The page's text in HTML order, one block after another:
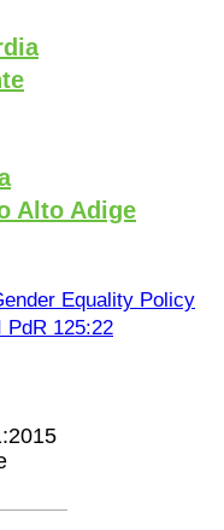
Alto Adige
Equality Policy
PdR 125:22